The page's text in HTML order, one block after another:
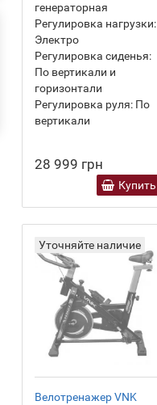
генераторная
Регулировка нагрузки:
Электро
Регулировка сиденья:
По вертикали и
горизонтали
Регулировка руля:По
вертикали
28 999 грн
Купить
Уточняйте наличие
Велотренажер VNK